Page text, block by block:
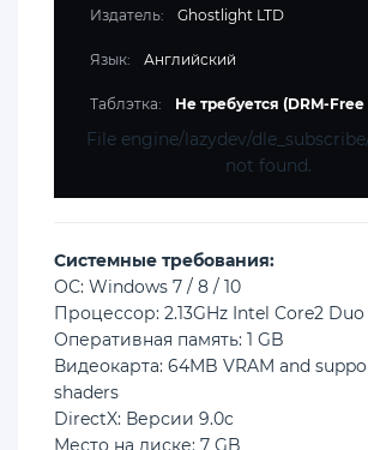
Издатель: Ghostlight LTD
Язык: Английский
Таблэтка: Не требуется (DRM-Free
File engine/lazydev/
not found.
Cистемные требования:
ОС: Windows 7 / 8 / 10
Процессор: 2.13GHz Intel Core2
Оперативная память: 1 GB
Видеокарта: 64MB VRAM and
shaders
DirectX: Версии 9.0c
Место на диске: 7 GB